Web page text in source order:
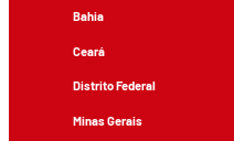
Bahia
Ceará
Distrito Federal
Minas Gerais